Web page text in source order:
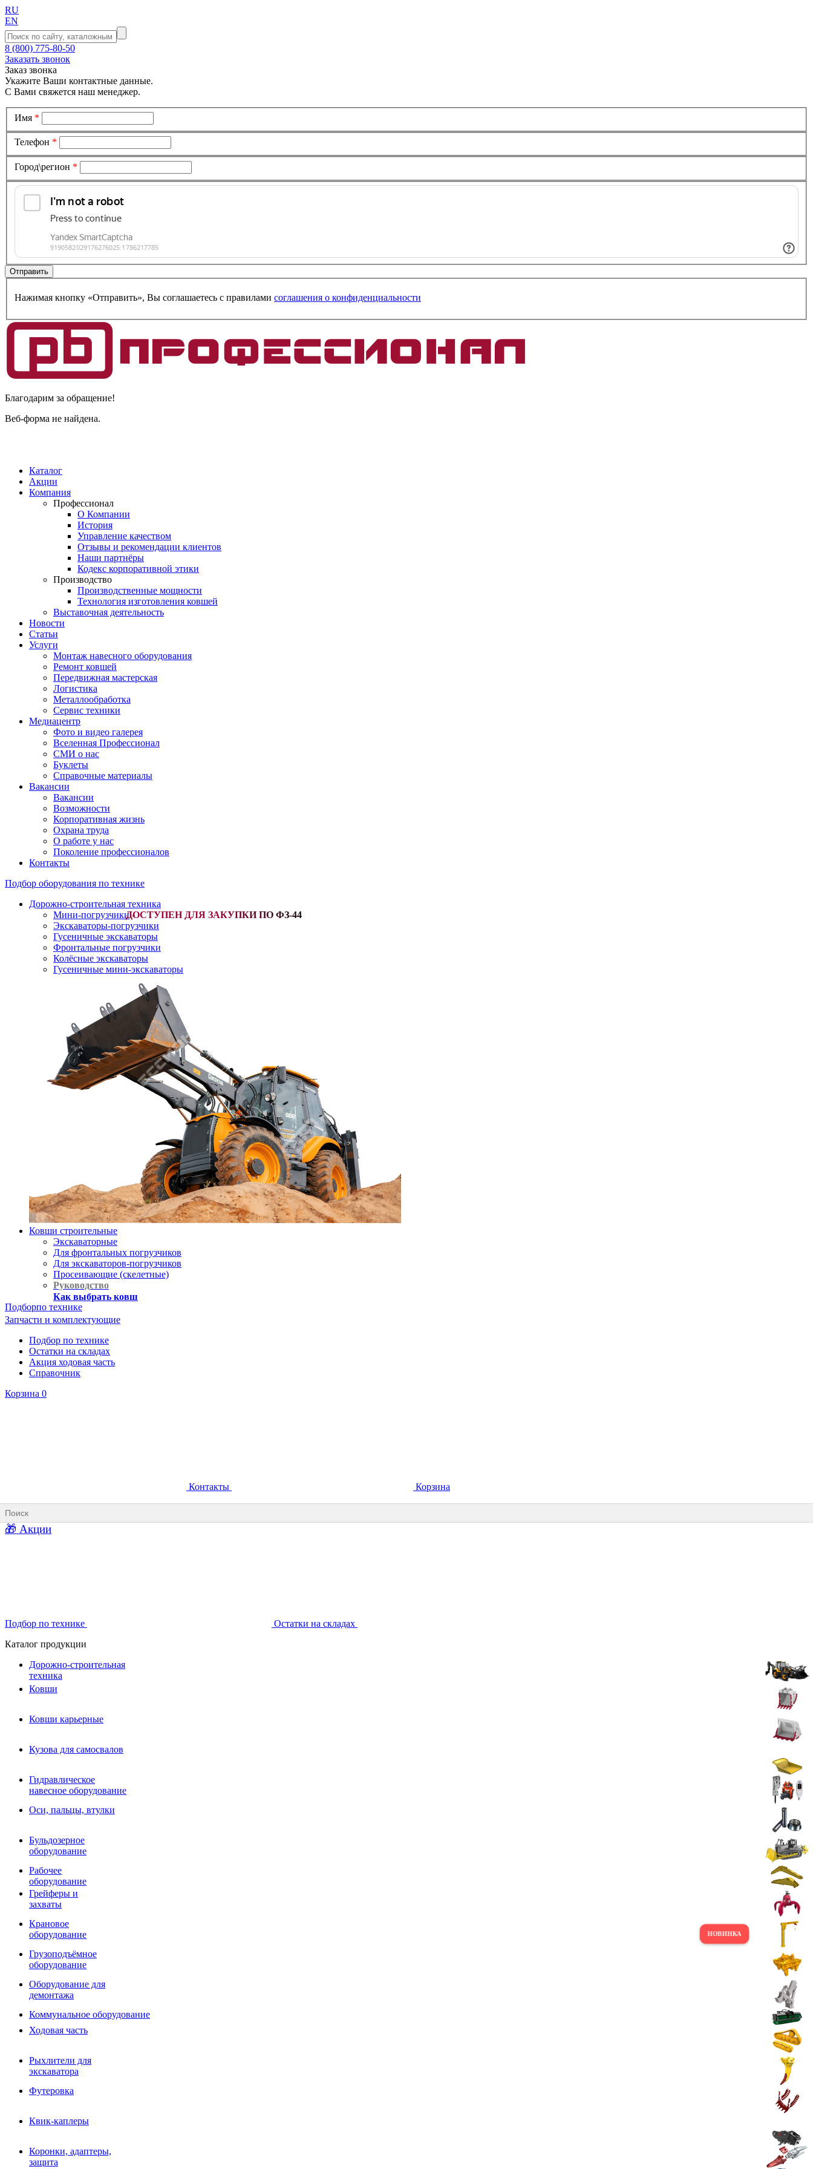
RU
EN
8 (800) 775-80-50
Заказать звонок
Заказ звонка
Укажите Ваши контактные данные.
С Вами свяжется наш менеджер.
Имя *
Телефон *
Город\регион *
Нажимая кнопку «Отправить», Вы соглашаетесь c правилами соглашения о конфиденциальности
Благодарим за обращение!
Веб-форма не найдена.
Каталог
Акции
Компания
Профессионал
О Компании
История
Управление качеством
Отзывы и рекомендации клиентов
Наши партнёры
Кодекс корпоративной этики
Производство
Производственные мощности
Технология изготовления ковшей
Выставочная деятельность
Новости
Статьи
Услуги
Монтаж навесного оборудования
Ремонт ковшей
Передвижная мастерская
Логистика
Металлообработка
Сервис техники
Медиацентр
Фото и видео галерея
Вселенная Профессионал
СМИ о нас
Буклеты
Справочные материалы
Вакансии
Вакансии
Возможности
Корпоративная жизнь
Охрана труда
О работе у нас
Поколение профессионалов
Контакты
Подбор оборудования по технике
Дорожно-строительная техника
Мини-погрузчики-
Экскаваторы-погрузчики
Гусеничные экскаваторы
Фронтальные погрузчики
Колёсные экскаваторы
Гусеничные мини-экскаваторы
Ковши строительные
Экскаваторные
Для фронтальных погрузчиков
Для экскаваторов-погрузчиков
Просеивающие (скелетные)
Руководство
Как выбрать ковш
Ковши для фронтальных погрузчиков
Гидравлическое навесное
оборудование
Гидробуры и шнеки
Вибротрамбовки
Навесные дорожные фрезы
Виброрипперы
Ковши дробильные щековые
Ковши дробильные роторные
Сортировочные ковши барабанные
Сортировочные ковши вальцовые
Фрезы роторные
Фрезы дисковые
Траншеекопатели
Просеивающие ковши для фронтальных погрузчиков
Распределители асфальта
Переходные плиты
Гидроразводка
РВД
Сваерезки
Как выбрать гидромолот
Подборпо технике
Запчасти и комплектующие
Подбор по технике
Остатки на складах
Акция ходовая часть
Справочник
Корзина 0
Контакты Корзина
🎁 Акции
Подбор по технике
Остатки на складах
Каталог продукции
Дорожно-строительная
техника
Ковши
Ковши карьерные
Кузова для самосвалов
Гидравлическое
навесное оборудование
Оси, пальцы, втулки
Бульдозерное
оборудование
Рабочее
оборудование
Грейферы и
захваты
Крановое
оборудование
Грузоподъёмное
оборудование
Оборудование для
демонтажа
Коммунальное оборудование
Ходовая часть
Рыхлители для
экскаватора
Футеровка
Квик-каплеры
Коронки, адаптеры,
защита